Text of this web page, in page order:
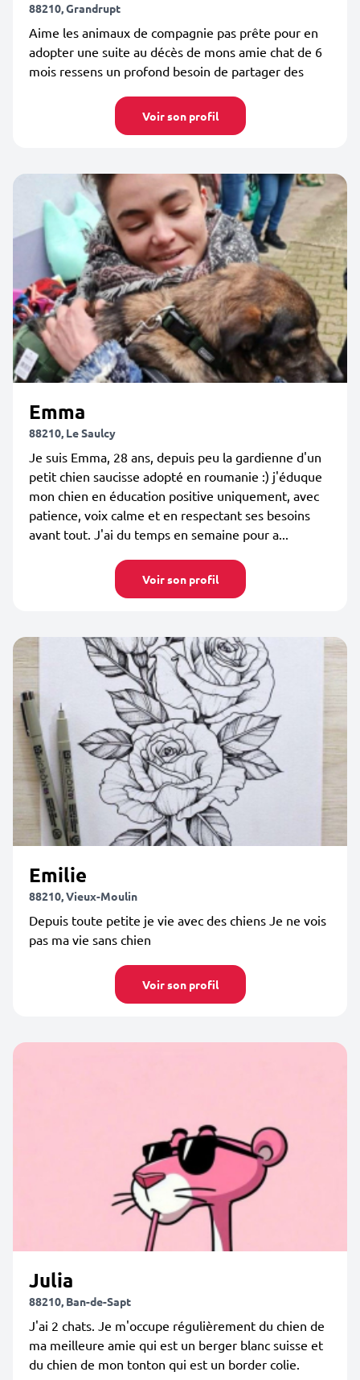
88210, Grandrupt
Aime les animaux de compagnie pas prête pour en
adopter une suite au décès de mons amie chat de 6
mois ressens un profond besoin de partager des
Voir son profil
Emma
88210, Le Saulcy
Je suis Emma, 28 ans, depuis peu la gardienne d'un
petit chien saucisse adopté en roumanie :) j'éduque
mon chien en éducation positive uniquement, avec
patience, voix calme et en respectant ses besoins
avant tout. J'ai du temps en semaine pour a...
Voir son profil
Emilie
88210, Vieux-Moulin
Depuis toute petite je vie avec des chiens Je ne vois
pas ma vie sans chien
Voir son profil
Julia
88210, Ban-de-Sapt
J'ai 2 chats. Je m'occupe régulièrement du chien de
ma meilleure amie qui est un berger blanc suisse et
du chien de mon tonton qui est un border colie.